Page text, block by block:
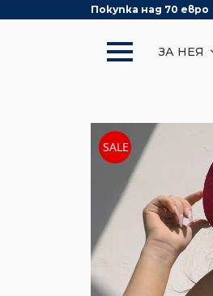
Покупка над 70 евро
ЗА НЕЯ
SALE